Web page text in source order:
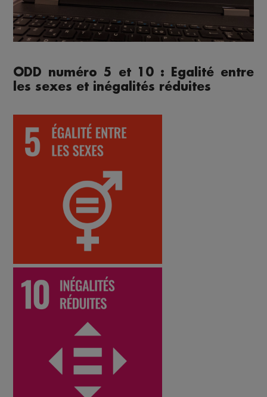
ODD numéro 5 et 10 : Egalité entre
les sexes et inégalités réduites